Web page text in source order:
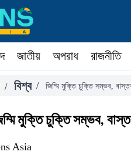
জাতীয় অপরাধ রাজনীতি
/ বিশ্ব / জিম্মি মুক্তি চুক্তি সম্ভব,
মুক্তি চুক্তি সম্ভব,
Asia